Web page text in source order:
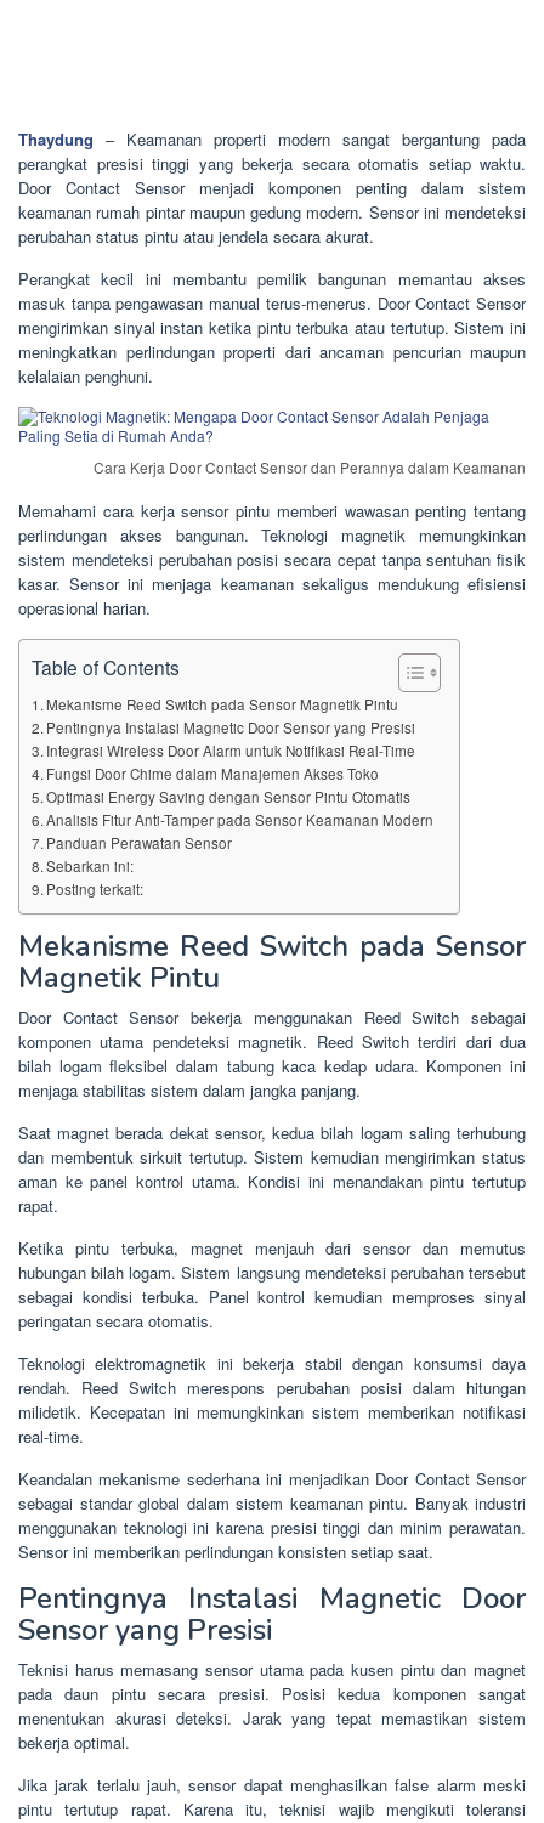
Thaydung – Keamanan properti modern sangat bergantung pada
perangkat presisi tinggi yang bekerja secara otomatis setiap waktu.
Door Contact Sensor menjadi komponen penting dalam sistem
keamanan rumah pintar maupun gedung modern. Sensor ini mendeteksi
perubahan status pintu atau jendela secara akurat.
Perangkat kecil ini membantu pemilik bangunan memantau akses
masuk tanpa pengawasan manual terus-menerus. Door Contact Sensor
mengirimkan sinyal instan ketika pintu terbuka atau tertutup. Sistem ini
meningkatkan perlindungan properti dari ancaman pencurian maupun
kelalaian penghuni.
Cara Kerja Door Contact Sensor dan Perannya dalam Keamanan
Memahami cara kerja sensor pintu memberi wawasan penting tentang
perlindungan akses bangunan. Teknologi magnetik memungkinkan
sistem mendeteksi perubahan posisi secara cepat tanpa sentuhan fisik
kasar. Sensor ini menjaga keamanan sekaligus mendukung efisiensi
operasional harian.
Table of Contents
Mekanisme Reed Switch pada Sensor Magnetik Pintu
Pentingnya Instalasi Magnetic Door Sensor yang Presisi
Integrasi Wireless Door Alarm untuk Notifikasi Real-Time
Fungsi Door Chime dalam Manajemen Akses Toko
Optimasi Energy Saving dengan Sensor Pintu Otomatis
Analisis Fitur Anti-Tamper pada Sensor Keamanan Modern
Panduan Perawatan Sensor
Sebarkan ini:
Posting terkait:
Mekanisme Reed Switch pada Sensor
Magnetik Pintu
Door Contact Sensor bekerja menggunakan Reed Switch sebagai
komponen utama pendeteksi magnetik. Reed Switch terdiri dari dua
bilah logam fleksibel dalam tabung kaca kedap udara. Komponen ini
menjaga stabilitas sistem dalam jangka panjang.
Saat magnet berada dekat sensor, kedua bilah logam saling terhubung
dan membentuk sirkuit tertutup. Sistem kemudian mengirimkan status
aman ke panel kontrol utama. Kondisi ini menandakan pintu tertutup
rapat.
Ketika pintu terbuka, magnet menjauh dari sensor dan memutus
hubungan bilah logam. Sistem langsung mendeteksi perubahan tersebut
sebagai kondisi terbuka. Panel kontrol kemudian memproses sinyal
peringatan secara otomatis.
Teknologi elektromagnetik ini bekerja stabil dengan konsumsi daya
rendah. Reed Switch merespons perubahan posisi dalam hitungan
milidetik. Kecepatan ini memungkinkan sistem memberikan notifikasi
real-time.
Keandalan mekanisme sederhana ini menjadikan Door Contact Sensor
sebagai standar global dalam sistem keamanan pintu. Banyak industri
menggunakan teknologi ini karena presisi tinggi dan minim perawatan.
Sensor ini memberikan perlindungan konsisten setiap saat.
Pentingnya Instalasi Magnetic Door
Sensor yang Presisi
Teknisi harus memasang sensor utama pada kusen pintu dan magnet
pada daun pintu secara presisi. Posisi kedua komponen sangat
menentukan akurasi deteksi. Jarak yang tepat memastikan sistem
bekerja optimal.
Jika jarak terlalu jauh, sensor dapat menghasilkan false alarm meski
pintu tertutup rapat. Karena itu, teknisi wajib mengikuti toleransi